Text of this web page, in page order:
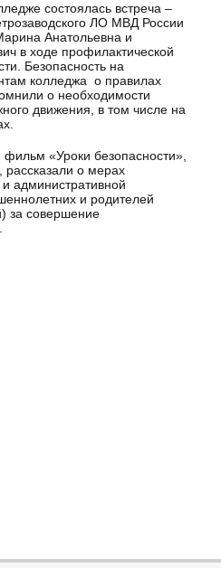
состоялась встреча –
ЛО МВД России
Анатольевна и
в ходе профилактической
Безопасность на
колледжа о правилах
о необходимости
движения, в том числе на
«Уроки безопасности»,
рассказали о мерах
административной
и родителей
за совершение